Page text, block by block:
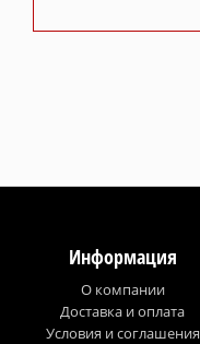
Информация
О компании
Доставка и оплата
Условия и соглашения